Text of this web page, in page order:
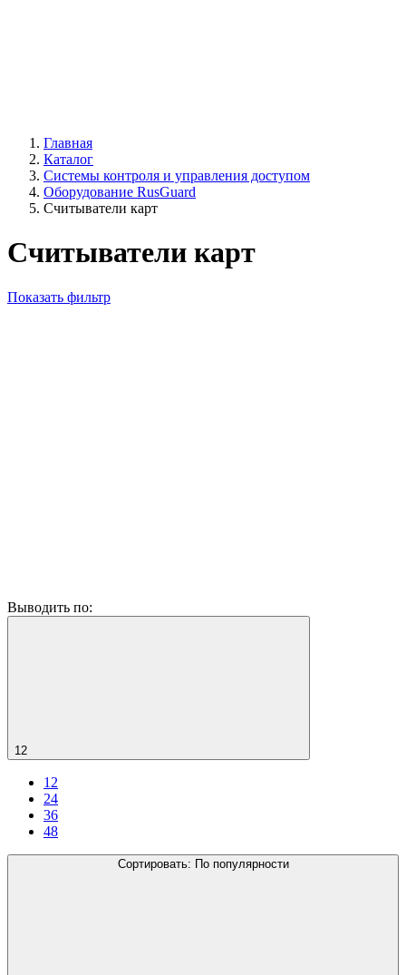
Главная
Каталог
Системы контроля и управления доступом
Оборудование RusGuard
Считыватели карт
Считыватели карт
Показать фильтр
Выводить по:
12
12
24
36
48
Сортировать: По популярности